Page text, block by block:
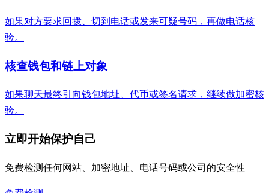
如果对方要求回拨、切到电话或发来可疑号码，再做电话核
验。
核查钱包和链上对象
如果聊天最终引向钱包地址、代币或签名请求，继续做加密核
验。
立即开始保护自己
免费检测任何网站、加密地址、电话号码或公司的安全性